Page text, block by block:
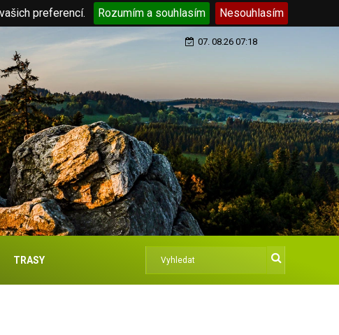
preferencí. Rozumím a souhlasím Nesouhlasím
07. 08.26 07:18
TRASY